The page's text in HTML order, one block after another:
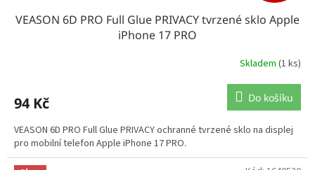
VEASON 6D PRO Full Glue PRIVACY tvrzené sklo Apple
iPhone 17 PRO
Skladem (1 ks)
94 Kč Do košíku
VEASON 6D PRO Full Glue PRIVACY ochranné tvrzené sklo na displej
pro mobilní telefon Apple iPhone 17 PRO.